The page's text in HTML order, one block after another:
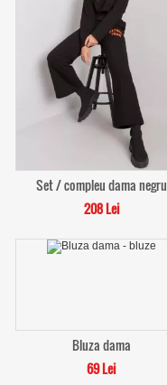
Set / compleu dama negru
208 Lei
Bluza dama
69 Lei